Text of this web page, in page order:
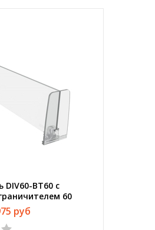
DIV60-ВT60 с
60
уп
руб